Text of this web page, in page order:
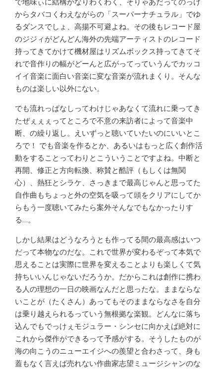
からタバコくわえながらの「スーパーナチュラル」でゆ
るダンスでしょ、高揚不可避よね。その後もレコード屋
のジジィがどんどん海外の先端アーティストのレコード
持ってきてかけて機材屋はリズムボックス持ってきてそ
れで音作りの幅がどーんと広がってっていうんでカッコ
イイ音楽に面白い音楽に変な音楽が流れまくり。そんな
ものは楽しい以外にない。
でも流れっぱなしってわけじゃあなくて流れに乗ってき
たぜぇぇぇってところで不意の来訪者によって音楽中
断、の繰り返し。えいずっと聴いていたいのにいいとこ
ろで！ でも音楽を作るとか、あるいはもっと広く創作活
動をすることってわりとこういうことですよね。中断と
再開、修正と方向転換、称賛と酷評（もしくは無関
心）、熱狂とシラケ、さっきまで最高じゃんと思ってた
自作曲もちょっと外の空気を吸って頭をクリアにしてか
らもう一度聴いてみたら案外そんなでもなかったりす
る…。
しかし結果はどうなろうとも作ってる間の最高感はいつ
だって本物なのだな。これで世界が変わるぞって本気で
思えることは実際に世界を変えることよりも楽しくて気
持ちいいんじゃないだろうか。だからこれは創作に携わ
る人の理想の一日の映画なんだと思ったな。ままならな
いことが（たくさん）あってもそのままならなさを自分
は乗り越えられるっていう無根拠な楽観。どんなに落ち
込んでもでっけぇモジュラー・シンセに向かえば絶対に
これから傑作ができるって予感がする。そうしたものが
海の向こうのニューエイジへの羨望と合わさって、身も
蓋もなく言えば売れない作曲家志望ミュージシャンのな